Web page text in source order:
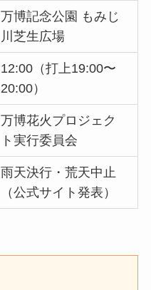
万博記念公園 もみじ
川芝生広場
12:00（打上19:00〜
20:00）
万博花火プロジェク
ト実行委員会
雨天決行・荒天中止
（公式サイト発表）